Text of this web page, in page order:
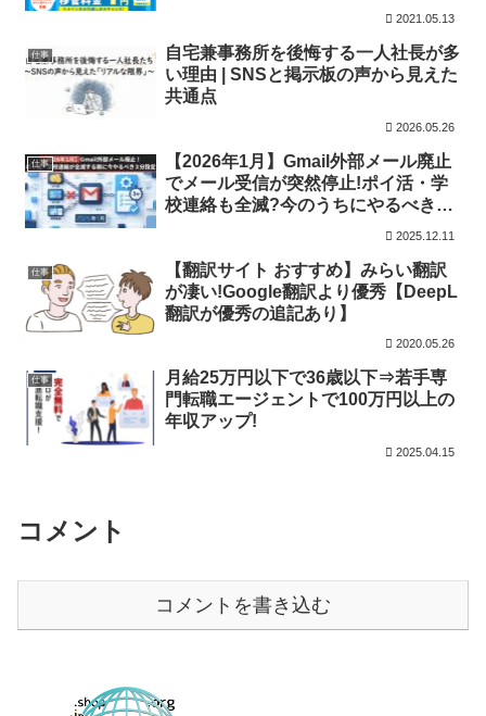
2021.05.13
仕事
自宅兼事務所を後悔する一人社長が多
い理由 | SNSと掲示板の声から見えた
共通点
2026.05.26
仕事
【2026年1月】Gmail外部メール廃止
でメール受信が突然停止!ポイ活・学
校連絡も全滅?今のうちにやるべき3
2025.12.11
仕事
【翻訳サイト おすすめ】みらい翻訳
が凄い!Google翻訳より優秀【DeepL
翻訳が優秀の追記あり】
2020.05.26
仕事
月給25万円以下で36歳以下⇒若手専
門転職エージェントで100万円以上の
年収アップ!
2025.04.15
コメント
コメントを書き込む